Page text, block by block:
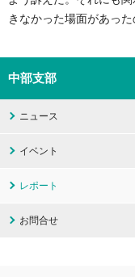
きなかった場面があった
中部支部
ニュース
イベント
レポート
お問合せ